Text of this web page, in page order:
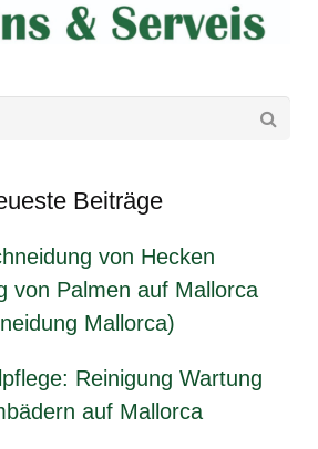
Beiträge
von Hecken
von Palmen auf Mallorca
Mallorca)
Reinigung Wartung
auf Mallorca